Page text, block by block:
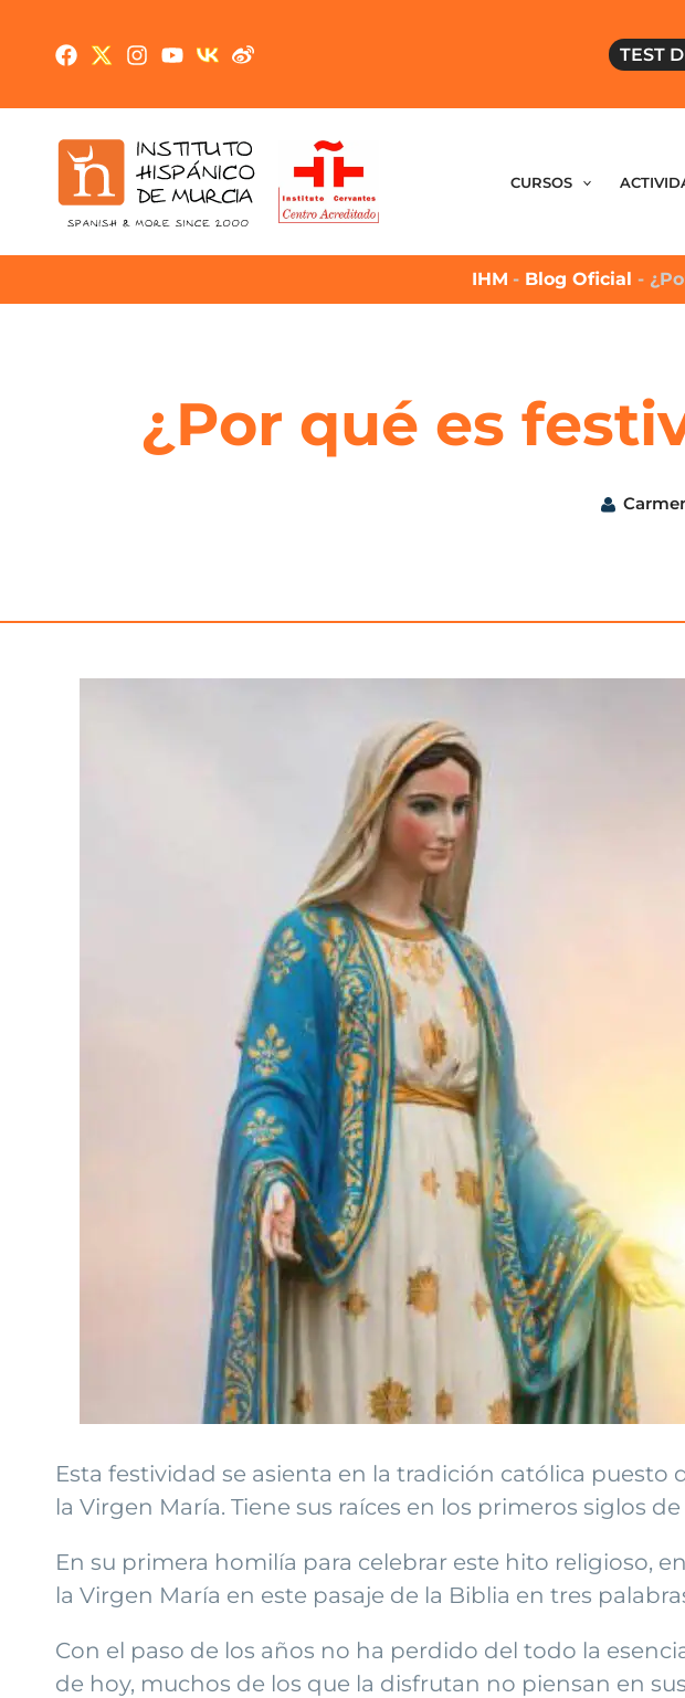
TEST
CURSOS
IHM - Blog Oficial -
¿Por qué es
Esta festividad se asienta en la tradición católica puesto
la Virgen María. Tiene sus raíces en los primeros siglos
En su primera homilía para celebrar este hito religioso,
la Virgen María en este pasaje de la Biblia en tres
Con el paso de los años no ha perdido del todo la
de hoy, muchos de los que la disfrutan no piensan en